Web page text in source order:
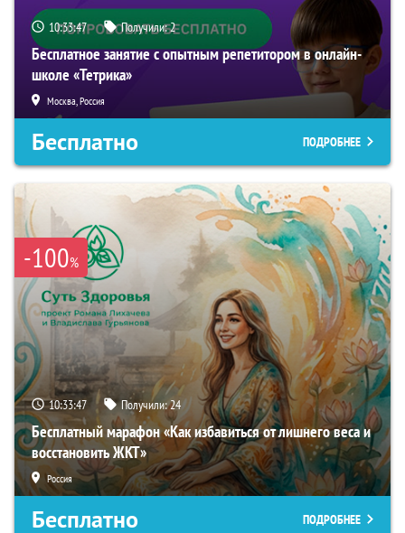
10:33:46 Получили:2
Бесплатное занятие с опытным репетитором в онлайн-
школе «Тетрика»
Москва, Россия
Бесплатно ПОДРОБНЕЕ
-100%
10:33:46 Получили:24
Бесплатный марафон «Как избавиться от лишнего веса и
восстановить ЖКТ»
Россия
Бесплатно ПОДРОБНЕЕ